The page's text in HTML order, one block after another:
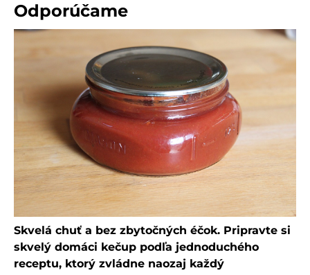
Odporúčame
Skvelá chuť a bez zbytočných éčok. Pripravte si
skvelý domáci kečup podľa jednoduchého
receptu, ktorý zvládne naozaj každý